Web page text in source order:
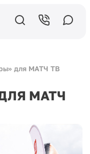
для МАТЧ ТВ
МАТЧ